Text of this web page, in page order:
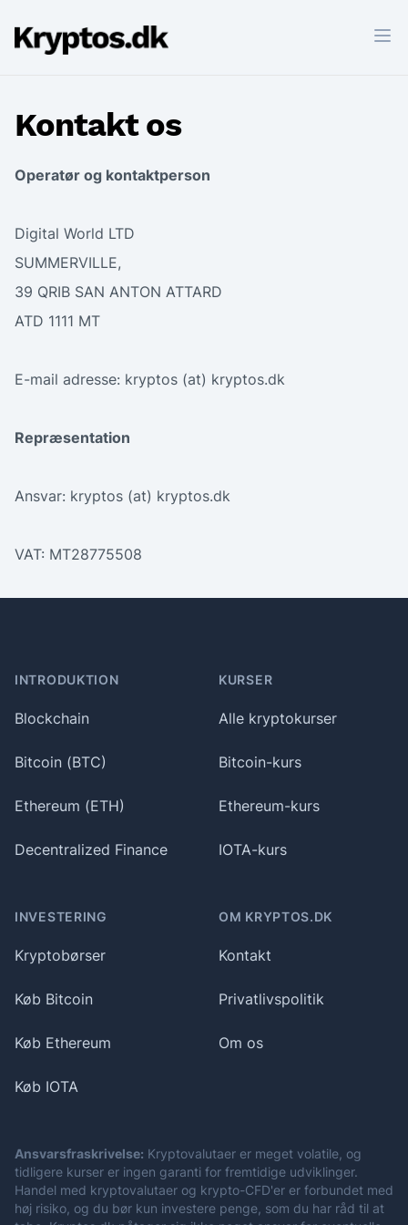
Kryptos.dk
Kontakt os
Operatør og kontaktperson
Digital World LTD
SUMMERVILLE,
39 QRIB SAN ANTON ATTARD
ATD 1111 MT
E-mail adresse: kryptos (at) kryptos.dk
Repræsentation
Ansvar: kryptos (at) kryptos.dk
VAT: MT28775508
INTRODUKTION
Blockchain
Bitcoin (BTC)
Ethereum (ETH)
Decentralized Finance
INVESTERING
Kryptobørser
Køb Bitcoin
Køb Ethereum
Køb IOTA
KURSER
Alle kryptokurser
Bitcoin-kurs
Ethereum-kurs
IOTA-kurs
OM KRYPTOS.DK
Kontakt
Privatlivspolitik
Om os
Ansvarsfraskrivelse: Kryptovalutaer er meget volatile, og
tidligere kurser er ingen garanti for fremtidige udviklinger.
Handel med kryptovalutaer og krypto-CFD'er er forbundet med
høj risiko, og du bør kun investere penge, som du har råd til at